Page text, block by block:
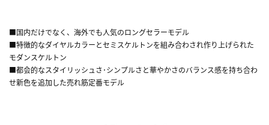
■国内だけでなく、海外でも人気のロングセラーモデル
■特徴的なダイヤルカラーとセミスケルトンを組み合わされ作り上げられた
モダンスケルトン
■都会的なスタイリッシュさ･シンプルさと華やかさのバランス感を持ち合わ
せ新色を追加した売れ筋定番モデル